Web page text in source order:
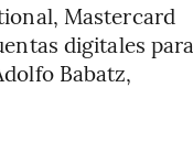
Mastercard
digitales para
Babatz,